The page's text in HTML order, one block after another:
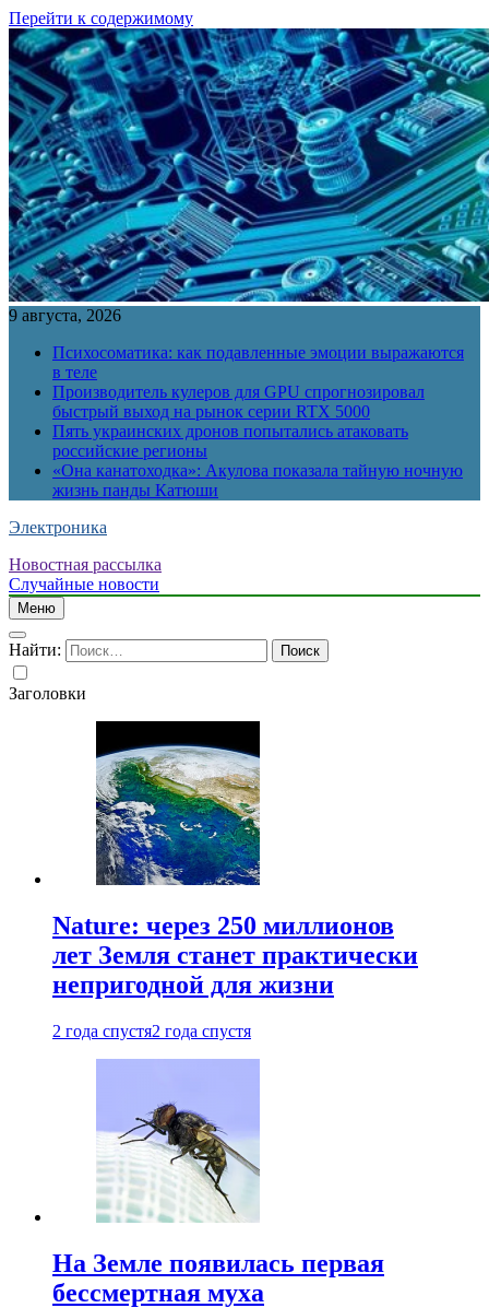
Перейти к содержимому
9 августа, 2026
Психосоматика: как подавленные эмоции выражаются
в теле
Производитель кулеров для GPU спрогнозировал
быстрый выход на рынок серии RTX 5000
Пять украинских дронов попытались атаковать
российские регионы
«Она канатоходка»: Акулова показала тайную ночную
жизнь панды Катюши
Электроника
Новостная рассылка
Случайные новости
Меню
Найти:
Заголовки
Nature: через 250 миллионов
лет Земля станет практически
непригодной для жизни
2 года спустя2 года спустя
На Земле появилась первая
бессмертная муха